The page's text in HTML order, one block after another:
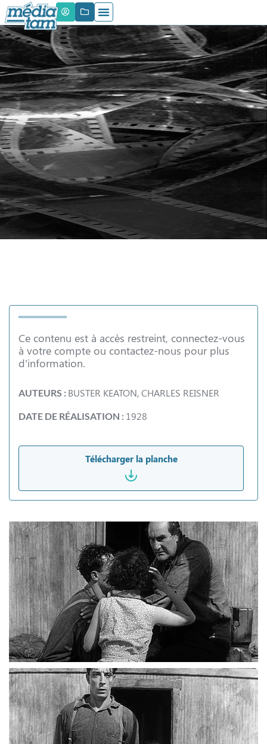
Ce contenu est à accès restreint, connectez-vous
à votre compte ou contactez-nous pour plus
d'information.
AUTEURS : BUSTER KEATON, CHARLES REISNER
DATE DE RÉALISATION : 1928
Télécharger la planche